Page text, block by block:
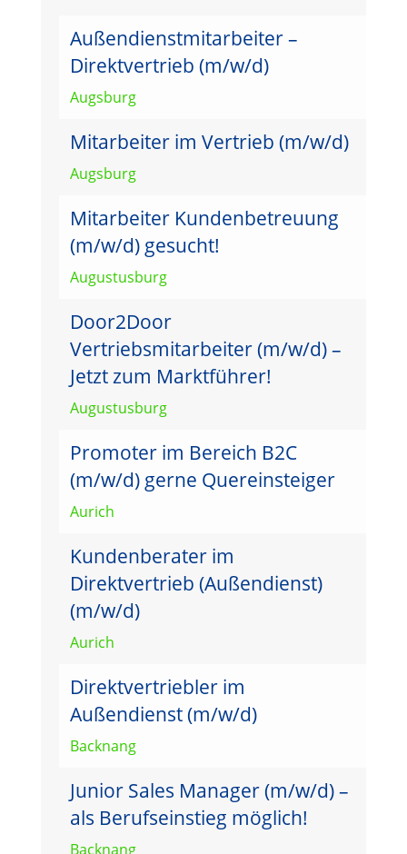
Außendienstmitarbeiter –
Direktvertrieb (m/w/d)
Augsburg
Mitarbeiter im Vertrieb (m/w/d)
Augsburg
Mitarbeiter Kundenbetreuung
(m/w/d) gesucht!
Augustusburg
Door2Door
Vertriebsmitarbeiter (m/w/d) –
Jetzt zum Marktführer!
Augustusburg
Promoter im Bereich B2C
(m/w/d) gerne Quereinsteiger
Aurich
Kundenberater im
Direktvertrieb (Außendienst)
(m/w/d)
Aurich
Direktvertriebler im
Außendienst (m/w/d)
Backnang
Junior Sales Manager (m/w/d) –
als Berufseinstieg möglich!
Backnang